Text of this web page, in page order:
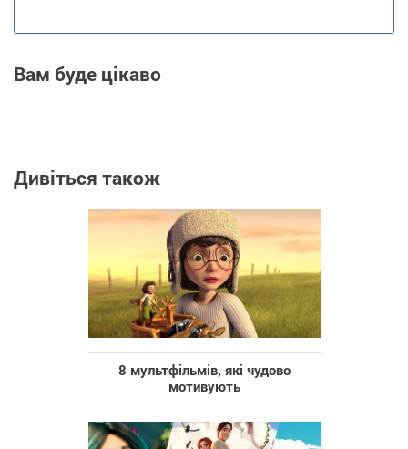
Вам буде цікаво
Дивіться також
8 мультфільмів, які чудово
мотивують